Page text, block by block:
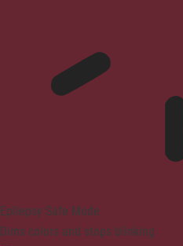
Epilepsy Safe Mode
Dims colors and stops blinking